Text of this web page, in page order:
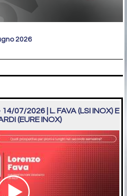
2026
07/2026 | L. FAVA (LSI INOX) E
(EURE INOX)